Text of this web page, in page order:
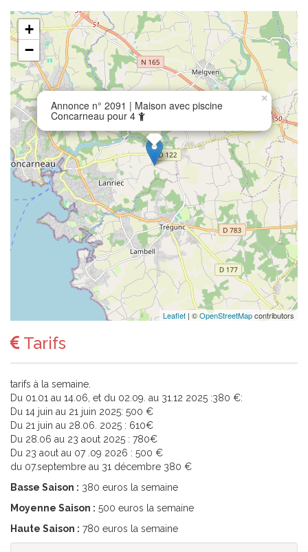
Annonce n° 2091 | Maison avec piscine
Concarneau pour 4
×
+
−
Leaflet | ©OpenStreetMapcontributors
Tarifs
tarifs à la semaine.
Du 01.01 au 14.06, et du 02.09. au 31.12 2025 :380 €:
Du 14 juin au 21 juin 2025: 500 €
Du 21 juin au 28.06. 2025 : 610€
Du 28.06 au 23 aout 2025 : 780€
Du 23 aout au 07 .09 2026 : 500 €
du 07.septembre au 31 décembre 380 €
Basse Saison : 380 euros la semaine
Moyenne Saison : 500 euros la semaine
Haute Saison : 780 euros la semaine